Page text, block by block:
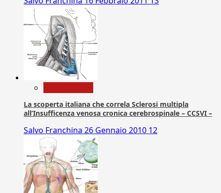
La scoperta italiana che correla Sclerosi multipla
all’Insufficenza venosa cronica cerebrospinale – CCSVI –
Salvo Franchina 26 Gennaio 2010 12